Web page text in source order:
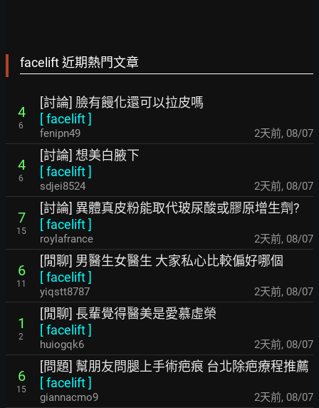
facelift 近期熱門文章
4
6
[討論] 臉有饅化還可以拉皮嗎
[facelift]
fenipn49 2天前, 08/07
4
6
[討論] 想美白腋下
[facelift]
sdjei8524 2天前, 08/07
7
15
[討論] 異體真皮粉能取代玻尿酸或膠原增生劑?
[facelift]
roylafrance 2天前, 08/07
6
11
[閒聊] 男醫生女醫生 大家私心比較偏好哪個
[facelift]
yiqstt8787 2天前, 08/07
1
2
[閒聊] 長輩覺得醫美是愛慕虛榮
[facelift]
huiogqk6 2天前, 08/07
6
15
[問題] 幫朋友問腿上手術疤痕 台北除疤療程推薦
[facelift]
giannacmo9 2天前, 08/07